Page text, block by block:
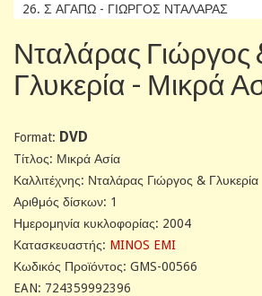
26. Σ ΑΓΑΠΩ - ΓΙΩΡΓΟΣ ΝΤΑΛΑΡΑΣ
Νταλάρας Γιώργος
Γλυκερία - Μικρά
Format: DVD
Tίτλος: Μικρά Ασία
Καλλιτέχνης: Νταλάρας Γιώργος & Γλυκερία
Αριθμός δίσκων: 1
Ημερομηνία κυκλοφορίας: 2004
Κατασκευαστής: MINOS EMI
Κωδικός Προϊόντος: GMS-00566
EAN: 724359992396